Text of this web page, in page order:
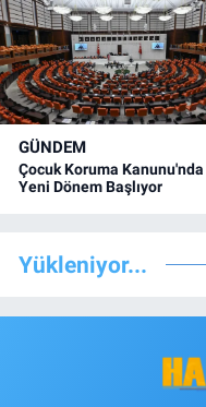
GÜNDEM
Çocuk Koruma Kanunu'nda
Yeni Dönem Başlıyor
Yükleniyor...